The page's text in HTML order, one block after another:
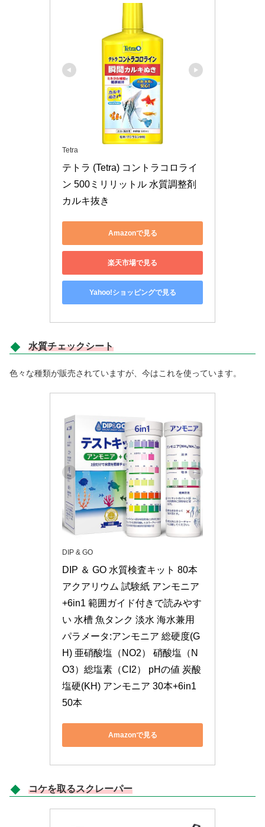
Tetra
テトラ (Tetra) コントラコロライ
ン 500ミリリットル 水質調整剤
カルキ抜き
Amazonで見る
楽天市場で見る
Yahoo!ショッピングで見る
水質チェックシート
色々な種類が販売されていますが、今はこれを使っています。
DIP & GO
DIP ＆ GO 水質検査キット 80本
アクアリウム 試験紙 アンモニア
+6in1 範囲ガイド付きで読みやす
い 水槽 魚タンク 淡水 海水兼用
パラメータ:アンモニア 総硬度(G
H) 亜硝酸塩（NO2） 硝酸塩（N
O3）総塩素（CI2） pHの値 炭酸
塩硬(KH) アンモニア 30本+6in1
50本
Amazonで見る
コケを取るスクレーパー